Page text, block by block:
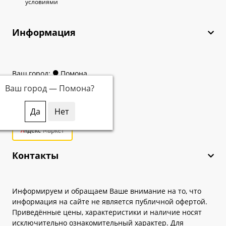
условиями
Информация
Ваш город: Помона
Ваш город — Помона?
Контакты
Информируем и обращаем Ваше внимание на то, что
информация на сайте не является публичной офертой.
Приведённые цены, характеристики и наличие носят
исключительно ознакомительный характер. Для